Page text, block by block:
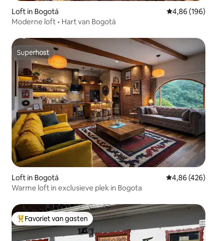
Loft in Bogotá Gemiddelde
4,86 (196)
Moderne loft • Hart van Bogotá
Superhost
Superhost
Loft in Bogotá Gemiddelde
4,86 (426)
Warme loft in exclusieve plek in Bogota
Topfavoriet van gasten
Favoriet van gasten